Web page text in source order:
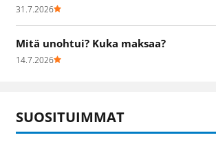
31.7.2026
Mitä unohtui? Kuka maksaa?
14.7.2026
SUOSITUIMMAT